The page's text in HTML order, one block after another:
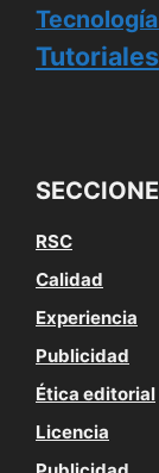
Tutoriales
RSC
Calidad
Experiencia
Publicidad
Ética editorial
Licencia